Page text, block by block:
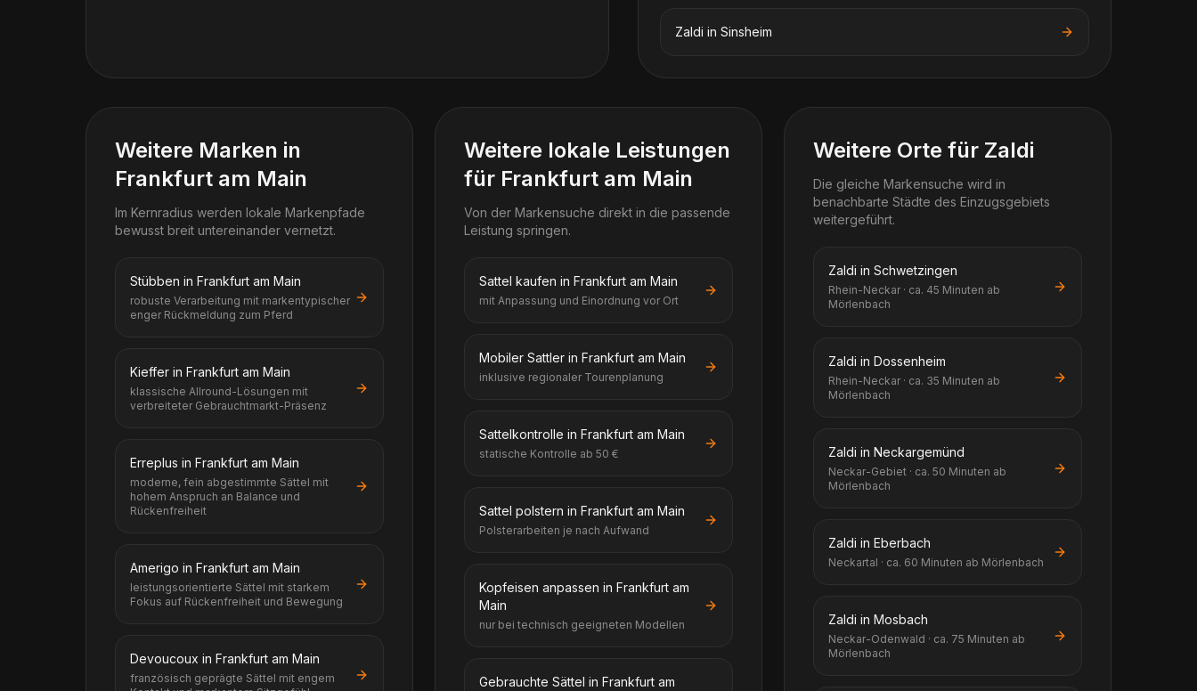
Zaldi in Sinsheim
Weitere Marken in
Frankfurt am Main
Im Kernradius werden lokale Markenpfade
bewusst breit untereinander vernetzt.
Stübben in Frankfurt am Main
robuste Verarbeitung mit markentypischer
enger Rückmeldung zum Pferd
Kieffer in Frankfurt am Main
klassische Allround-Lösungen mit
verbreiteter Gebrauchtmarkt-Präsenz
Erreplus in Frankfurt am Main
moderne, fein abgestimmte Sättel mit
hohem Anspruch an Balance und
Rückenfreiheit
Amerigo in Frankfurt am Main
leistungsorientierte Sättel mit starkem
Fokus auf Rückenfreiheit und Bewegung
Devoucoux in Frankfurt am Main
französisch geprägte Sättel mit engem
Weitere lokale Leistungen
für Frankfurt am Main
Von der Markensuche direkt in die passende
Leistung springen.
Sattel kaufen in Frankfurt am Main
mit Anpassung und Einordnung vor Ort
Mobiler Sattler in Frankfurt am Main
inklusive regionaler Tourenplanung
Sattelkontrolle in Frankfurt am Main
statische Kontrolle ab 50 €
Sattel polstern in Frankfurt am Main
Polsterarbeiten je nach Aufwand
Kopfeisen anpassen in Frankfurt am
Main
nur bei technisch geeigneten Modellen
Gebrauchte Sättel in Frankfurt am
Weitere Orte für Zaldi
Die gleiche Markensuche wird in
benachbarte Städte des Einzugsgebiets
weitergeführt.
Zaldi in Schwetzingen
Rhein-Neckar · ca. 45 Minuten ab
Mörlenbach
Zaldi in Dossenheim
Rhein-Neckar · ca. 35 Minuten ab
Mörlenbach
Zaldi in Neckargemünd
Neckar-Gebiet · ca. 50 Minuten ab
Mörlenbach
Zaldi in Eberbach
Neckartal · ca. 60 Minuten ab Mörlenbach
Zaldi in Mosbach
Neckar-Odenwald · ca. 75 Minuten ab
Mörlenbach